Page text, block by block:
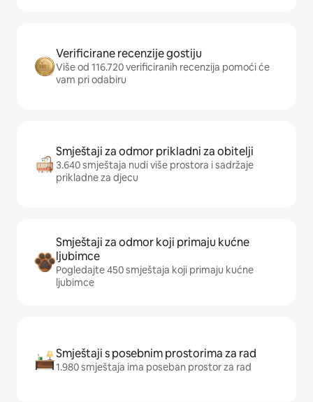
Verificirane recenzije gostiju
Više od 116.720 verificiranih recenzija pomoći će
vam pri odabiru
Smještaji za odmor prikladni za obitelji
3.640 smještaja nudi više prostora i sadržaje
prikladne za djecu
Smještaji za odmor koji primaju kućne
ljubimce
Pogledajte 450 smještaja koji primaju kućne
ljubimce
Smještaji s posebnim prostorima za rad
1.980 smještaja ima poseban prostor za rad